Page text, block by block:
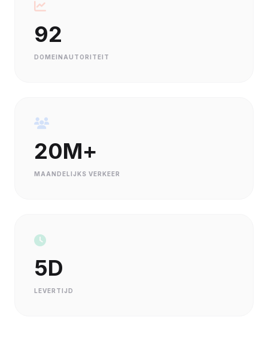
92
DOMEINAUTORITEIT
20M+
MAANDELIJKS VERKEER
5D
LEVERTIJD